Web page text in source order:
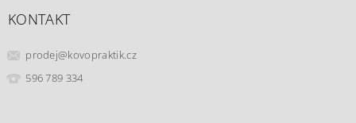
KONTAKT
prodej@kovopraktik.cz
596 789 334